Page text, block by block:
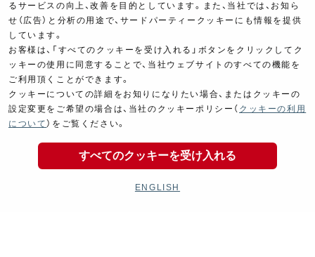
るサービスの向上、改善を目的としています。また、当社では、お知ら
せ（広告）と分析の用途で、サードパーティークッキーにも情報を提供
しています。
お客様は、「すべてのクッキーを受け入れる」ボタンをクリックしてク
ッキーの使用に同意することで、当社ウェブサイトのすべての機能を
ご利用頂くことができます。
クッキーについての詳細をお知りになりたい場合、またはクッキーの
設定変更をご希望の場合は、当社のクッキーポリシー（ クッキーの利用
について ）をご覧ください。
すべてのクッキーを受け入れる
ENGLISH